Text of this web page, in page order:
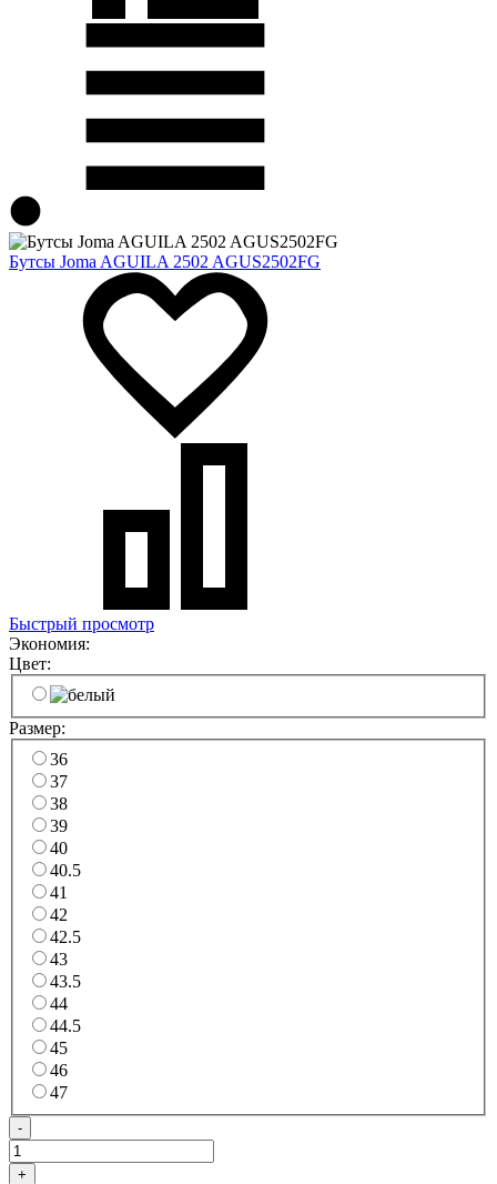
Бутсы Joma AGUILA 2502 AGUS2502FG
Быстрый просмотр
Экономия:
Цвет:
Размер:
36
37
38
39
40
40.5
41
42
42.5
43
43.5
44
44.5
45
46
47
-
+